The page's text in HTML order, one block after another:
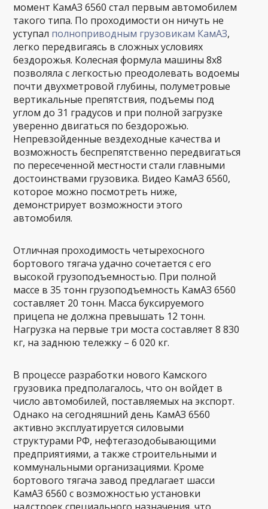
момент КамАЗ 6560 стал первым автомобилем
такого типа. По проходимости он ничуть не
уступал полноприводным грузовикам КамАЗ,
легко передвигаясь в сложных условиях
бездорожья. Колесная формула машины 8х8
позволяла с легкостью преодолевать водоемы
почти двухметровой глубины, полуметровые
вертикальные препятствия, подъемы под
углом до 31 градусов и при полной загрузке
уверенно двигаться по бездорожью.
Непревзойденные вездеходные качества и
возможность беспрепятственно передвигаться
по пересеченной местности стали главными
достоинствами грузовика. Видео КамАЗ 6560,
которое можно посмотреть ниже,
демонстрирует возможности этого
автомобиля.
Отличная проходимость четырехосного
бортового тягача удачно сочетается с его
высокой грузоподъемностью. При полной
массе в 35 тонн грузоподъемность КамАЗ 6560
составляет 20 тонн. Масса буксируемого
прицепа не должна превышать 12 тонн.
Нагрузка на первые три моста составляет 8 830
кг, на заднюю тележку – 6 020 кг.
В процессе разработки нового Камского
грузовика предполагалось, что он войдет в
число автомобилей, поставляемых на экспорт.
Однако на сегодняшний день КамАЗ 6560
активно эксплуатируется силовыми
структурами РФ, нефтегазодобывающими
предприятиями, а также строительными и
коммунальными организациями. Кроме
бортового тягача завод предлагает шасси
КамАЗ 6560 с возможностью установки